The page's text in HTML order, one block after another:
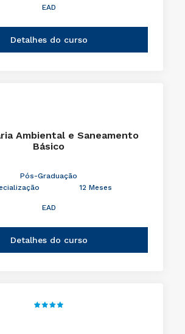
EAD
Detalhes do curso
Ambiental e Saneamento
Básico
Pós-Graduação
12 Meses
EAD
Detalhes do curso